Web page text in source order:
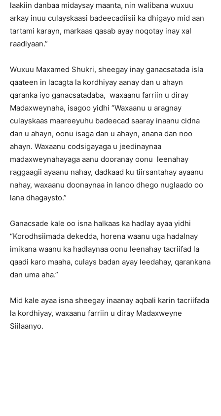
laakiin danbaa midaysay maanta, nin walibana wuxuu
arkay inuu culayskaasi badeecadiisii ka dhigayo mid aan
tartami karayn, markaas qasab ayay noqotay inay xal
raadiyaan.”
Wuxuu Maxamed Shukri, sheegay inay ganacsatada isla
qaateen in lacagta la kordhiyay aanay dan u ahayn
qaranka iyo ganacsatadaba, waxaanu farriin u diray
Madaxweynaha, isagoo yidhi “Waxaanu u aragnay
culayskaas maareeyuhu badeecad saaray inaanu cidna
dan u ahayn, oonu isaga dan u ahayn, anana dan noo
ahayn. Waxaanu codsigayaga u jeedinaynaa
madaxweynahayaga aanu dooranay oonu leenahay
raggaagii ayaanu nahay, dadkaad ku tiirsantahay ayaanu
nahay, waxaanu doonaynaa in lanoo dhego nuglaado oo
lana dhagaysto.”
Ganacsade kale oo isna halkaas ka hadlay ayaa yidhi
“Korodhsiimada dekedda, horena waanu uga hadalnay
imikana waanu ka hadlaynaa oonu leenahay tacriifad la
qaadi karo maaha, culays badan ayay leedahay, qarankana
dan uma aha.”
Mid kale ayaa isna sheegay inaanay aqbali karin tacriifada
la kordhiyay, waxaanu farriin u diray Madaxweyne
Siilaanyo.